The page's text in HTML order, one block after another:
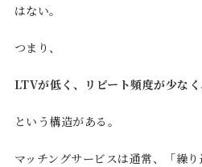
はない。
つまり、
LTVが低く、リピート頻度が少な
という構造がある。
マッチングサービスは通常、「繰